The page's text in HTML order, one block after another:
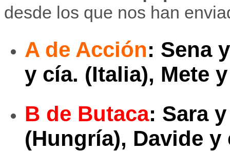
desde los que nos han
A de Acción: Sena
y cía. (Italia), Mete
B de Butaca: Sara
(Hungría), Davide